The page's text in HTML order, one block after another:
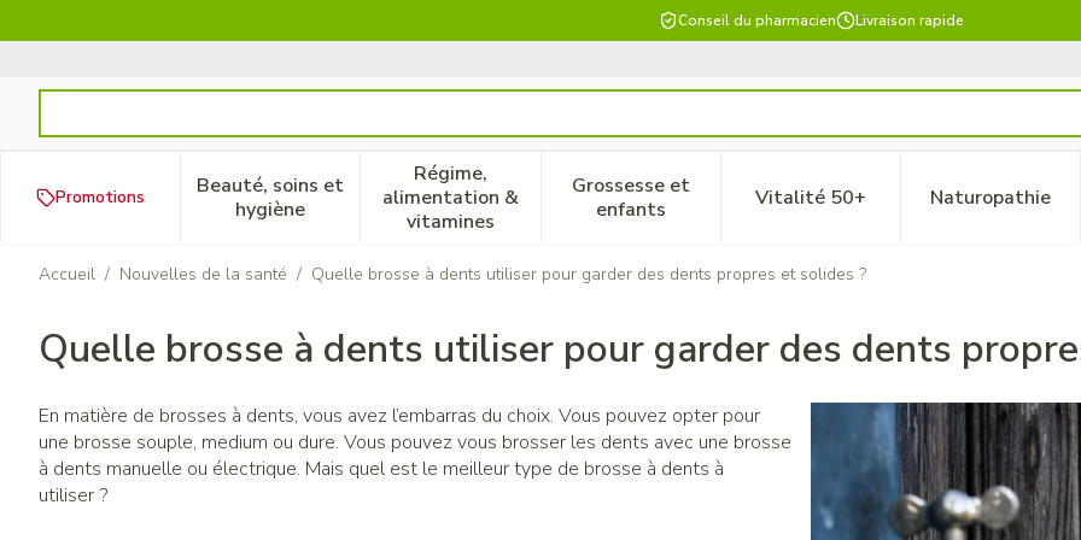
Conseil du pharmacien Livraison rapide
Promotions
Beauté, soins et
hygièneAfficher le sous-menu pour la catégorie Beauté, soins et hygiène
Régime,
alimentation &
vitamines
Afficher le sous-menu pour la catégorie Régime, alimentation &
Grossesse et
enfantsAfficher le sous-menu pour la catégorie
Vitalité 50+Afficher le sous-menu pour la
Naturopathie
Afficher
Accueil / Nouvelles de la santé / Quelle brosse à dents utiliser pour garder des dents propres et solides ?
Quelle brosse à dents utiliser pour garder des dents
En matière de brosses à dents, vous avez l’embarras du choix. Vous pouvez opter pour
une brosse souple, medium ou dure. Vous pouvez vous brosser les dents avec une brosse
à dents manuelle ou électrique. Mais quel est le meilleur type de brosse à dents à
utiliser ?